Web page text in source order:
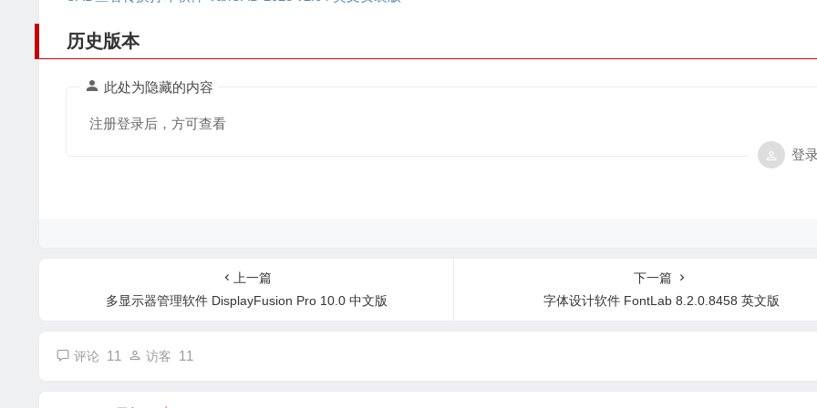
历史版本
此处为隐藏的内容
注册登录后，方可查看
登
上一篇
多显示器管理软件 DisplayFusion Pro 10.0 中文版
下一篇
字体设计软件 FontLab 8.2.0.8458 英文版
评论 11 访客 11